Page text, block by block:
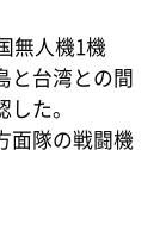
無人機1機
と台湾との間
た。
面隊の戦闘機